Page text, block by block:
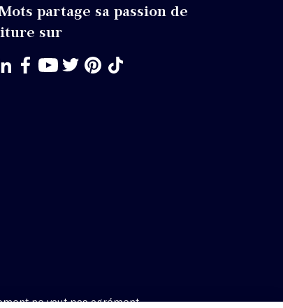
partage sa passion de
sur
ne vaut pas agrément.